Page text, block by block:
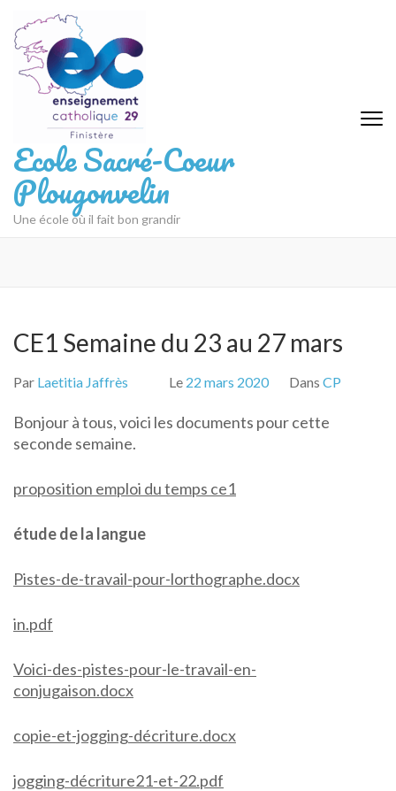
au
contenu
(Pressez
Entrée)
Ecole Sacré-Coeur
Plougonvelin
Une école où il fait bon grandir
CE1 Semaine du 23 au 27 mars
Par Laetitia Jaffrès Le 22 mars 2020 Dans CP
Bonjour à tous, voici les documents pour cette
seconde semaine.
proposition emploi du temps ce1
étude de la langue
Pistes-de-travail-pour-lorthographe.docx
in.pdf
Voici-des-pistes-pour-le-travail-en-
conjugaison.docx
copie-et-jogging-décriture.docx
jogging-décriture21-et-22.pdf